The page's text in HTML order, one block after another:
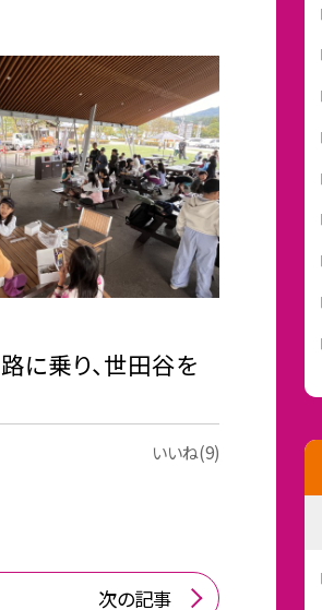
に乗り、世田谷を
いいね(9)
次の記事